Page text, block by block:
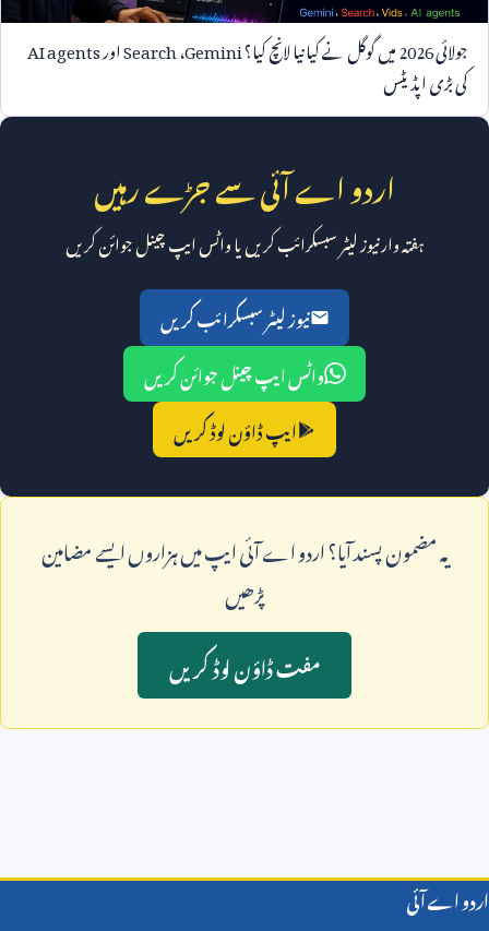
جولائی2026میں گوگل نے کیا نیا لانچ کیا؟Gemini،SearchاورAI agents
کی بڑی اپڈیٹس
اردو اے آئی سے جڑے رہیں
ہفتہ وار نیوز لیٹر سبسکرائب کریں یا واٹس ایپ چینل جوائن کریں
نیوز لیٹر سبسکرائب کریں
واٹس ایپ چینل جوائن کریں
ایپ ڈاؤن لوڈ کریں
يہ مضمون پسند آيا؟ اردو اے آئی ايپ ميں ہزاروں ايسے مضامين
پڑھيں
مفت ڈاؤن لوڈ کريں
اردو اے آئی